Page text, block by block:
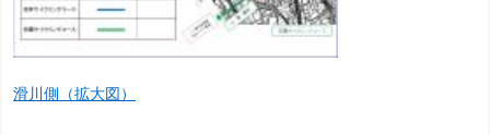
滑川側（拡大図）